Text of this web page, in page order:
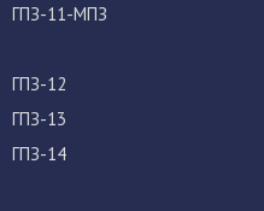
ГПЗ-11-МПЗ
ГПЗ-12
ГПЗ-13
ГПЗ-14